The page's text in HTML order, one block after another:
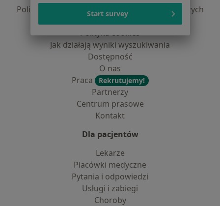
Polityka prywatności dla profesjonalistów, których
dane pozyskaliśmy samodzielnie
Polityka cookies
Jak działają wyniki wyszukiwania
Dostępność
O nas
Praca
Rekrutujemy!
Partnerzy
Centrum prasowe
Kontakt
Dla pacjentów
Lekarze
Placówki medyczne
Pytania i odpowiedzi
Usługi i zabiegi
Choroby
Start survey